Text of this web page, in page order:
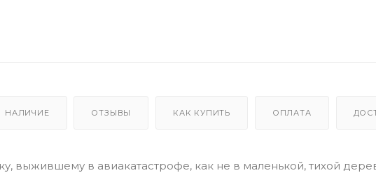
НАЛИЧИЕ ОТЗЫВЫ КАК КУПИТЬ ОПЛАТА
выжившему в авиакатастрофе, как не в маленькой, тихой